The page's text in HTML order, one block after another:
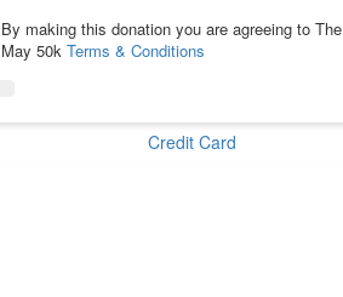
By making this donation you are agreeing to The
May 50k Terms & Conditions
Credit Card